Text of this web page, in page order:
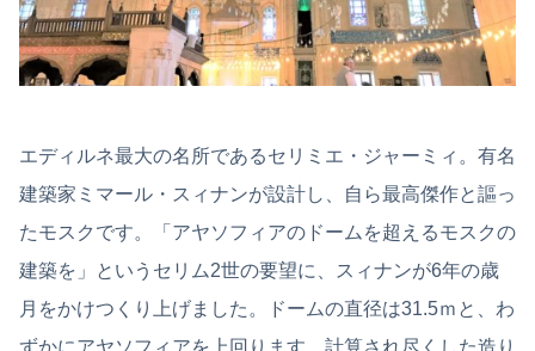
エディルネ最大の名所であるセリミエ・ジャーミィ。有名
建築家ミマール・スィナンが設計し、自ら最高傑作と謳っ
たモスクです。「アヤソフィアのドームを超えるモスクの
建築を」というセリム2世の要望に、スィナンが6年の歳
月をかけつくり上げました。ドームの直径は31.5ｍと、わ
ずかにアヤソフィアを上回ります。計算され尽くした造り